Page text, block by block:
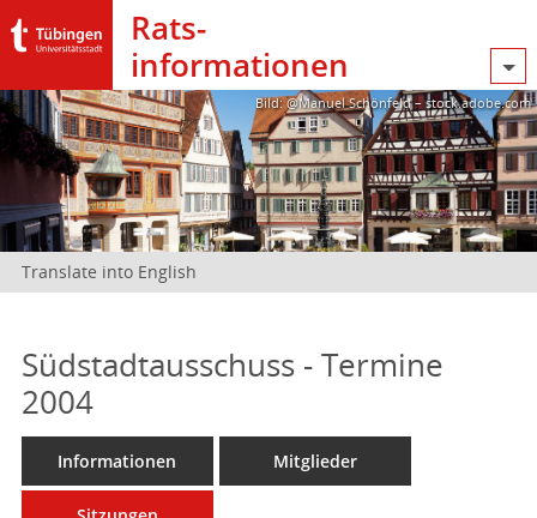
Rats­
informationen
Bild: @Manuel Schönfeld – stock.adobe.com
Translate into English
Südstadtausschuss - Termine
2004
Informationen Mitglieder